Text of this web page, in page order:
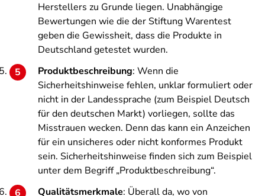
Herstellers zu Grunde liegen. Unabhängige
Bewertungen wie die der Stiftung Warentest
geben die Gewissheit, dass die Produkte in
Deutschland getestet wurden.
Produktbeschreibung: Wenn die
Sicherheitshinweise fehlen, unklar formuliert oder
nicht in der Landessprache (zum Beispiel Deutsch
für den deutschen Markt) vorliegen, sollte das
Misstrauen wecken. Denn das kann ein Anzeichen
für ein unsicheres oder nicht konformes Produkt
sein. Sicherheitshinweise finden sich zum Beispiel
unter dem Begriff „Produktbeschreibung“.
Qualitätsmerkmale: Überall da, wo von